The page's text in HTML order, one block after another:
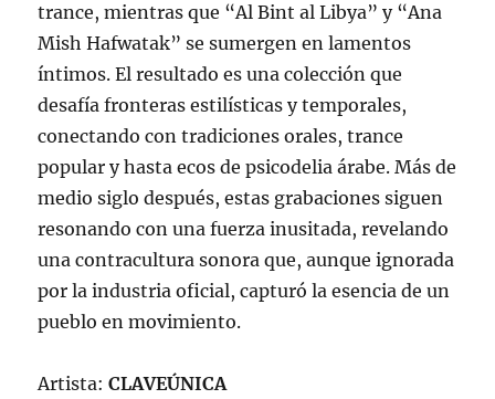
trance, mientras que “Al Bint al Libya” y “Ana
Mish Hafwatak” se sumergen en lamentos
íntimos. El resultado es una colección que
desafía fronteras estilísticas y temporales,
conectando con tradiciones orales, trance
popular y hasta ecos de psicodelia árabe. Más de
medio siglo después, estas grabaciones siguen
resonando con una fuerza inusitada, revelando
una contracultura sonora que, aunque ignorada
por la industria oficial, capturó la esencia de un
pueblo en movimiento.
Artista:CLAVEÚNICA